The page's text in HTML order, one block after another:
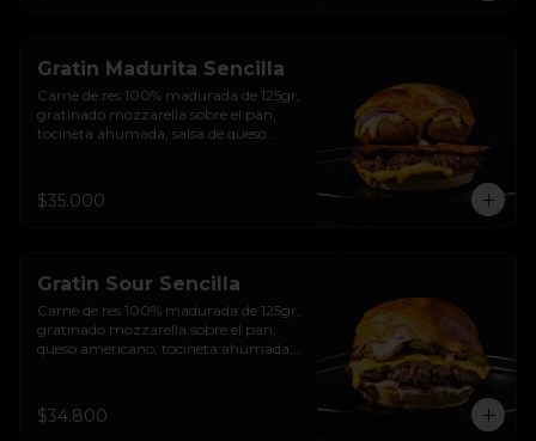
Gratin Madurita Sencilla
Carne de res 100% madurada de 125gr,
gratinado mozzarella sobre el pan,
tocineta ahumada, salsa de queso
morada, sour cream de sriracha
levemente picante y pan brioche
$35.000
Gratin Sour Sencilla
Carne de res 100% madurada de 125gr,
gratinado mozzarella sobre el pan,
queso americano, tocineta ahumada,
pepinillos y pan brioche sellado.
$34.800